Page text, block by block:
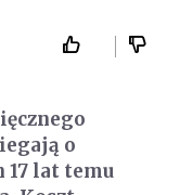
o
lat temu